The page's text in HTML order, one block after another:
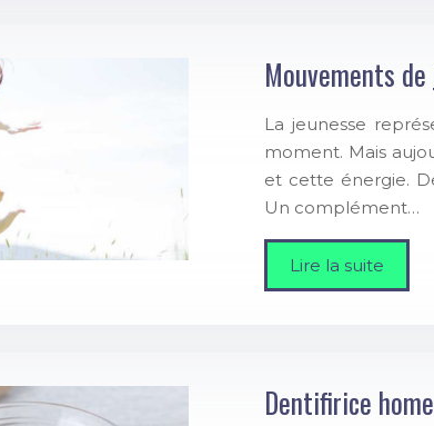
Mouvements
La jeunesse
moment. Mais
et cette énergie.
Un complément…
Lire la suite
Dentifirice